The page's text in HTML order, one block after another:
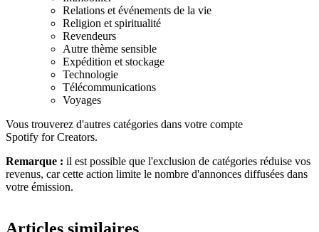
Relations et événements de la vie
Religion et spiritualité
Revendeurs
Autre thème sensible
Expédition et stockage
Technologie
Télécommunications
Voyages
Vous trouverez d'autres catégories dans votre compte
Spotify for Creators.
Remarque : il est possible que l'exclusion de catégories réduise vos
revenus, car cette action limite le nombre d'annonces diffusées dans
votre émission.